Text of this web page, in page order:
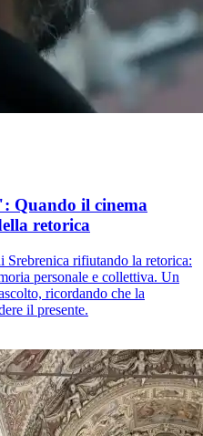
Quando il cinema
retorica
rifiutando la retorica:
personale e collettiva. Un
ricordando che la
il presente.